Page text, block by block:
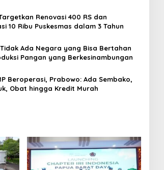
Renovasi 400 RS dan
10 Ribu Puskesmas dalam 3 Tahun
Ada Negara yang Bisa Bertahan
Pangan yang Berkesinambungan
Beroperasi, Prabowo: Ada Sembako,
Obat hingga Kredit Murah